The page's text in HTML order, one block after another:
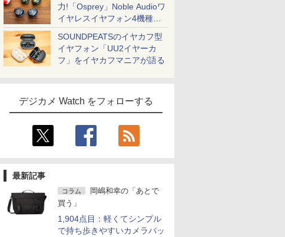
力!「Osprey」Noble Audioワ
イヤレスイヤフォン4機種を
一気に聴く
SOUNDPEATSのイヤカフ型
イヤフォン「UU2イヤーカ
フ」をイヤカフマニアが語る
デジカメ Watch をフォローする
最新記事
コラム
岡嶋和幸の「あとで
買う」
1,904点目：軽くてシンプル
で持ち歩きやすいカメラバッ